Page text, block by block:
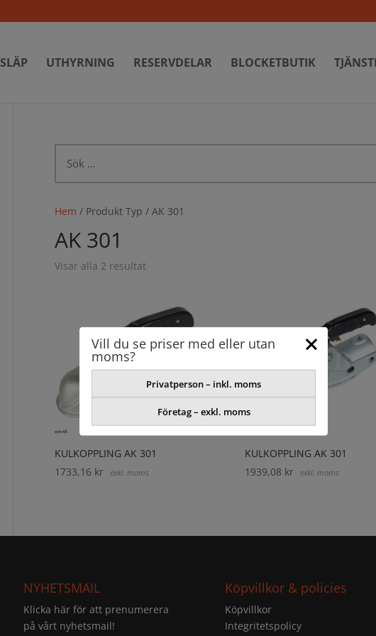
SLÄP UTHYRNING RESERVDELAR BLOCKETBUTIK
efter:
Hem / Produkt Typ / AK 301
AK 301
Visar alla 2 resultat
KULKOPPLING AK 301
1733,16 kr exkl. moms
KULKOPPLING AK 301
1939,08 kr exkl. moms
NYHETSMAIL
Klicka här för att prenumerera
på vårt nyhetsmail!
Köpvillkor & policies
Köpvillkor
Integritetspolicy
Vill du se priser med eller utan
moms?
Privatperson – inkl. moms
Företag – exkl. moms